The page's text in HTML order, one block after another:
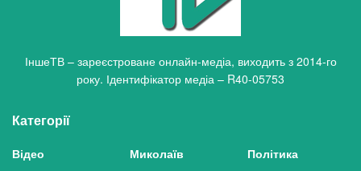
ІншеТВ – зареєстроване онлайн-медіа, виходить з 2014-го
року. Ідентифікатор медіа – R40-05753
Категорії
Відео
Миколаїв
Політика